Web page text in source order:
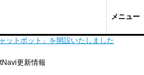
メニュー
ットボット」を開設いたしました
更新情報